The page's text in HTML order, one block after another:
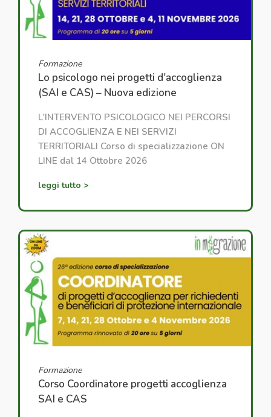
Formazione
Lo psicologo nei progetti d'accoglienza
(SAI e CAS) – Nuova edizione
L'INTERVENTO PSICOLOGICO NEI PERCORSI
DI ACCOGLIENZA E NEI SERVIZI
TERRITORIALI Corso di specializzazione ON
LINE dal 14 Ottobre 2026
leggi tutto >
Formazione
Corso Coordinatore progetti accoglienza
SAI e CAS